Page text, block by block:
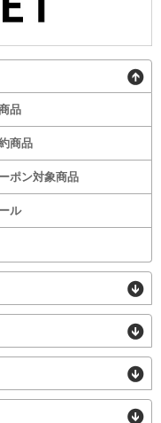
品
商品
ポン対象商品
ル